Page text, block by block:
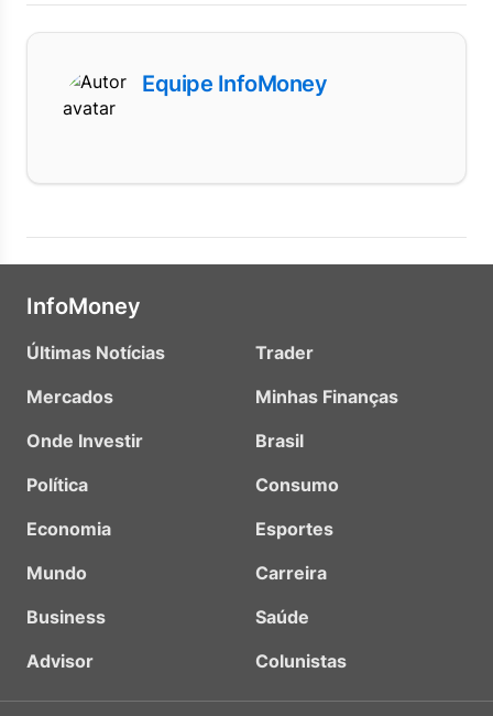
Equipe InfoMoney
InfoMoney
Últimas Notícias
Mercados
Onde Investir
Política
Economia
Mundo
Business
Advisor
Trader
Minhas Finanças
Brasil
Consumo
Esportes
Carreira
Saúde
Colunistas